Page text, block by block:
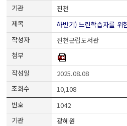
진천
하반기) 느린학습자를 위
진천군립도서관
2025.08.08
10,108
1042
광혜원